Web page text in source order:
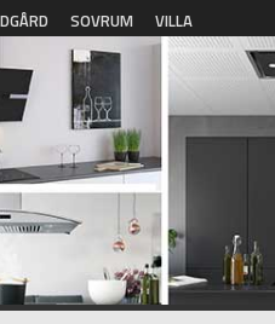
SOVRUM VILLA